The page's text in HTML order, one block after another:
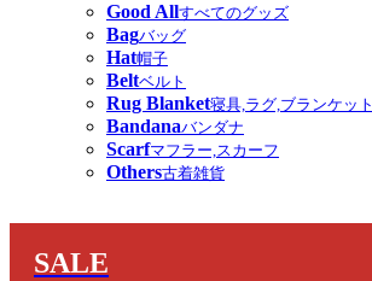
Good Allすべてのグッズ
Bagバッグ
Hat帽子
Beltベルト
Rug Blanket寝具,ラグ,ブランケット
Bandanaバンダナ
Scarfマフラー,スカーフ
Others古着雑貨
SALE